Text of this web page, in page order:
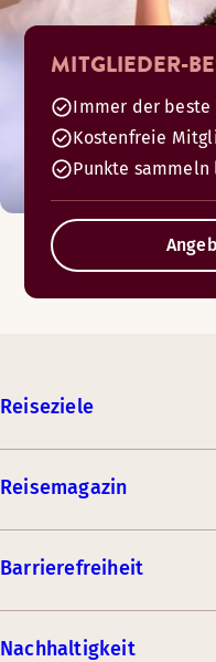
MITGLIEDER-
Immer der beste
Kostenfreie
Punkte
Reiseziele
Reisemagazin
Barrierefreiheit
Nachhaltigkeit